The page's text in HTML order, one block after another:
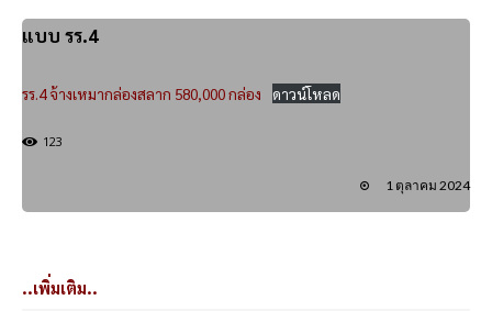
แบบ รร.4
รร.4 จ้างเหมากล่องสลาก 580,000 กล่อง ดาวน์โหลด
123
1 ตุลาคม 2024
..เพิ่มเติม..